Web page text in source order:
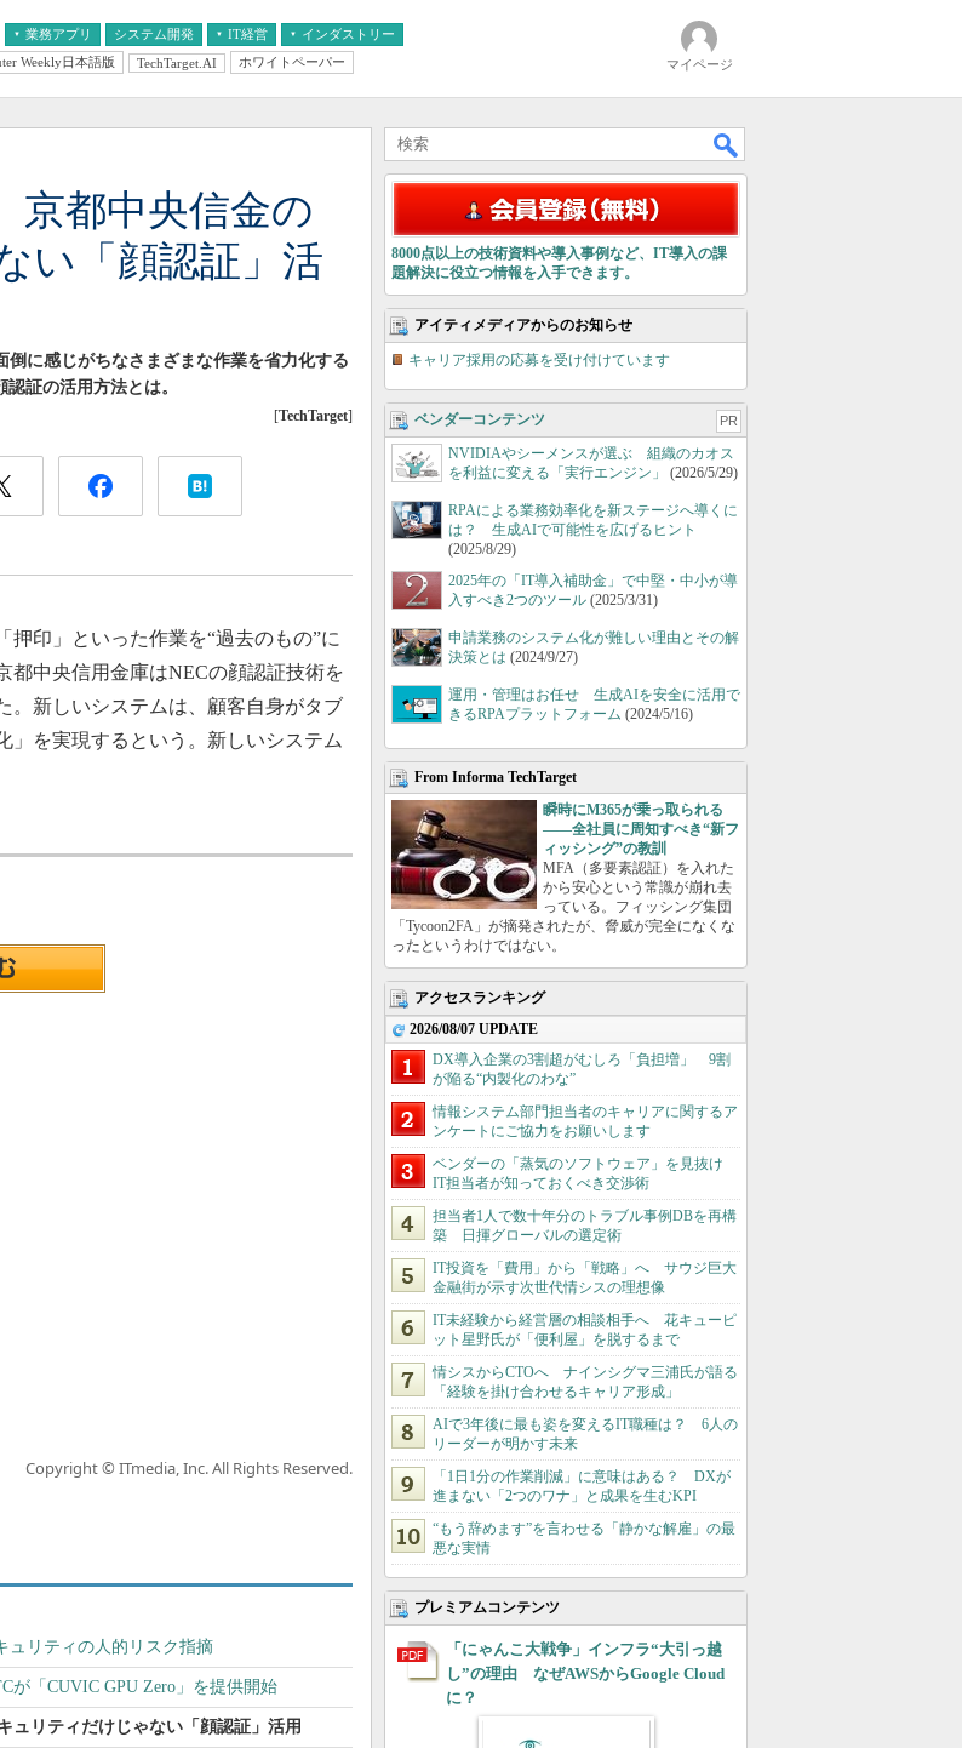
業務アプリ システム開発 IT経営
とIT
インダストリー
医療IT
Weekly日本語版 TechTarget.AI ホワイトペーパー マイページ
都中央信金の
い「顔認証」活
に感じがちなさまざまな作業を省力化する
証の活用方法とは。
[TechTarget]
印」といった作業を“過去のもの”に
都中央信用金庫はNECの顔認証技術を
。新しいシステムは、顧客自身がタブ
」を実現するという。新しいシステム
Copyright © ITmedia, Inc. All Rights Reserved.
ュリティの人的リスク指摘
「CUVIC GPU Zero」を提供開始
リティだけじゃない「顔認証」活用
8000点以上の技術資料や導入事例など、IT導入の課
題解決に役立つ情報を入手できます。
アイティメディアからのお知らせ
キャリア採用の応募を受け付けています
ベンダーコンテンツ PR
NVIDIAやシーメンスが選ぶ 組織のカオス
を利益に変える「実行エンジン」
(2026/5/29)
RPAによる業務効率化を新ステージへ導くに
は？ 生成AIで可能性を広げるヒント
(2025/8/29)
2025年の「IT導入補助金」で中堅・中小が導
入すべき2つのツール (2025/3/31)
申請業務のシステム化が難しい理由とその解
決策とは (2024/9/27)
運用・管理はお任せ 生成AIを安全に活用で
きるRPAプラットフォーム (2024/5/16)
From Informa TechTarget
瞬時にM365が乗っ取られる
――全社員に周知すべき“新フ
ィッシング”の教訓
MFA（多要素認証）を入れた
から安心という常識が崩れ去
っている。フィッシング集団
「Tycoon2FA」が摘発されたが、脅威が完全になくな
ったというわけではない。
アクセスランキング
2026/08/07 UPDATE
DX導入企業の3割超がむしろ「負担増」 9割
が陥る“内製化のわな”
情報システム部門担当者のキャリアに関するア
ンケートにご協力をお願いします
ベンダーの「蒸気のソフトウェア」を見抜け
IT担当者が知っておくべき交渉術
担当者1人で数十年分のトラブル事例DBを再構
築 日揮グローバルの選定術
IT投資を「費用」から「戦略」へ サウジ巨大
金融街が示す次世代情シスの理想像
IT未経験から経営層の相談相手へ 花キューピ
ット星野氏が「便利屋」を脱するまで
情シスからCTOへ ナインシグマ三浦氏が語る
「経験を掛け合わせるキャリア形成」
AIで3年後に最も姿を変えるIT職種は？ 6人の
リーダーが明かす未来
「1日1分の作業削減」に意味はある？ DXが
進まない「2つのワナ」と成果を生むKPI
“もう辞めます”を言わせる「静かな解雇」の最
悪な実情
プレミアムコンテンツ
「にゃんこ大戦争」インフラ“大引っ越
し”の理由 なぜAWSからGoogle Cloud
に？